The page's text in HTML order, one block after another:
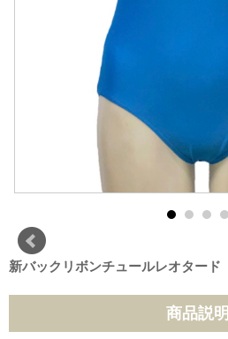
新バックリボンチュールレオタード
商品説明